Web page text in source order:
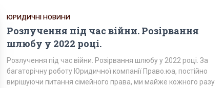
ЮРИДИЧНІ НОВИНИ
Розлучення під час війни. Розірвання
шлюбу у 2022 році.
Розлучення під час війни. Розірвання шлюбу у 2022 році. За
багаторічну роботу Юридичної компанії Право.юа, постійно
вирішуючи питання сімейного права, ми майже кожного разу